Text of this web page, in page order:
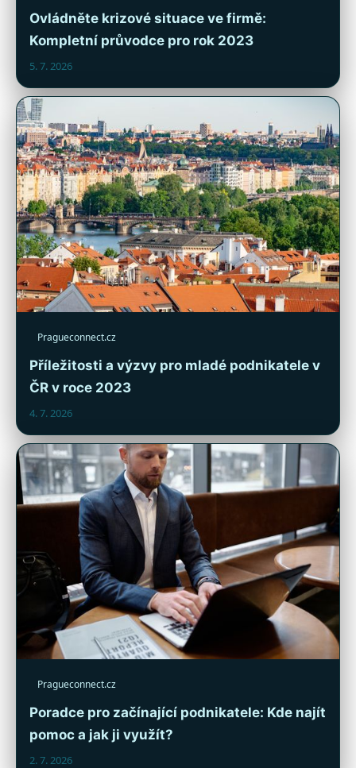
Ovládněte krizové situace ve firmě:
Kompletní průvodce pro rok 2023
5. 7. 2026
Pragueconnect.cz
Příležitosti a výzvy pro mladé podnikatele v
ČR v roce 2023
4. 7. 2026
Pragueconnect.cz
Poradce pro začínající podnikatele: Kde najít
pomoc a jak ji využít?
2. 7. 2026